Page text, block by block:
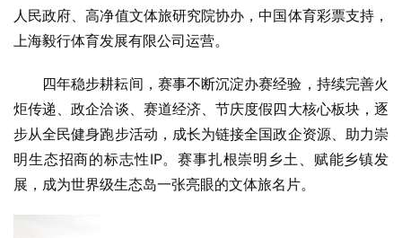
人民政府、高净值文体旅研究院协办，中国体育彩票支持，
上海毅行体育发展有限公司运营。
四年稳步耕耘间，赛事不断沉淀办赛经验，持续完善火
炬传递、政企洽谈、赛道经济、节庆度假四大核心板块，逐
步从全民健身跑步活动，成长为链接全国政企资源、助力崇
明生态招商的标志性IP。赛事扎根崇明乡土、赋能乡镇发
展，成为世界级生态岛一张亮眼的文体旅名片。